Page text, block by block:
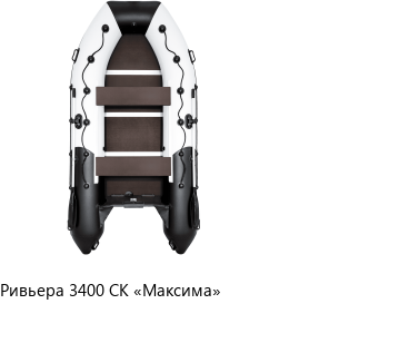
Ривьера 3400 CK «Максима»